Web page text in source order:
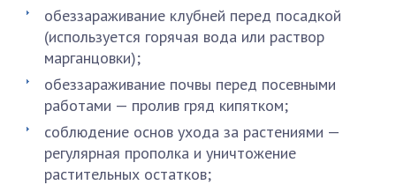
обеззараживание клубней перед посадкой
(используется горячая вода или раствор
марганцовки);
обеззараживание почвы перед посевными
работами — пролив гряд кипятком;
соблюдение основ ухода за растениями —
регулярная прополка и уничтожение
растительных остатков;